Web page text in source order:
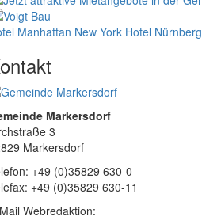
Manhattan New York Hotel Nürnberg
Markersdorf
3
Markersdorf
+49 (0)35829 630-0
+49 (0)35829 630-11
Webredaktion: